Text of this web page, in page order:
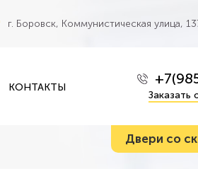
г. Боровск, Коммунистическая улица,
КОНТАКТЫ
Заказать
Двери со